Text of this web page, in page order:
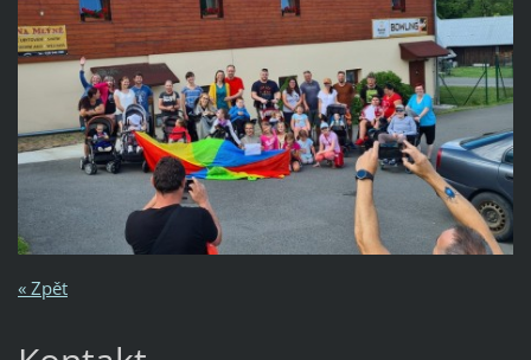
« Zpět